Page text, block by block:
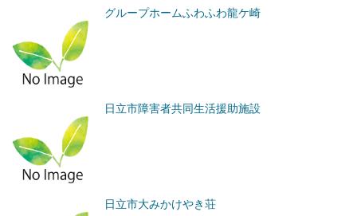
グループホームふわふわ龍ケ崎
日立市障害者共同生活援助施設
日立市大みかけやき荘